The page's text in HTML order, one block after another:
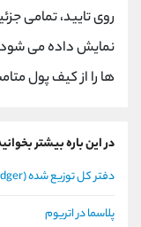
روی تایید، تمامی
نمایش داده می شود
ها را از کیف پول
در این باره بیشتر
دفتر کل توزیع شده (Distributed Ledger) چیست؟
پلاسما در اتریوم